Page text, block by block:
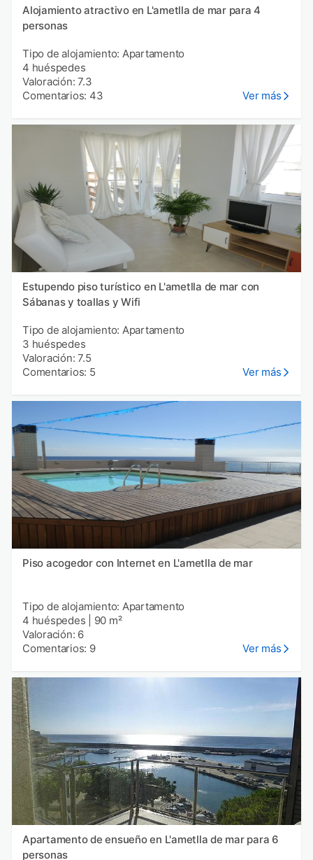
Alojamiento atractivo en L'ametlla de mar para 4
personas
Tipo de alojamiento: Apartamento
4 huéspedes
Valoración: 7.3
Comentarios: 43
Ver más
Estupendo piso turístico en L'ametlla de mar con
Sábanas y toallas y Wifi
Tipo de alojamiento: Apartamento
3 huéspedes
Valoración: 7.5
Comentarios: 5
Ver más
Piso acogedor con Internet en L'ametlla de mar
Tipo de alojamiento: Apartamento
4 huéspedes
90 m²
Valoración: 6
Comentarios: 9
Ver más
Apartamento de ensueño en L'ametlla de mar para 6
personas